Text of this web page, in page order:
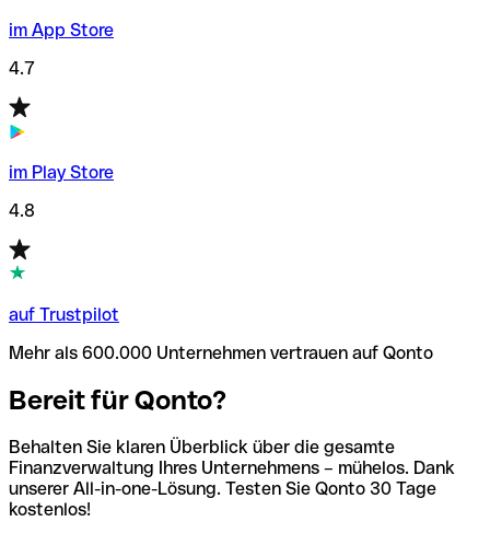
im App Store
4.7
im Play Store
4.8
auf Trustpilot
Mehr als 600.000 Unternehmen vertrauen auf Qonto
Bereit für Qonto?
Behalten Sie klaren Überblick über die gesamte
Finanzverwaltung Ihres Unternehmens – mühelos. Dank
unserer All-in-one-Lösung. Testen Sie Qonto 30 Tage
kostenlos!